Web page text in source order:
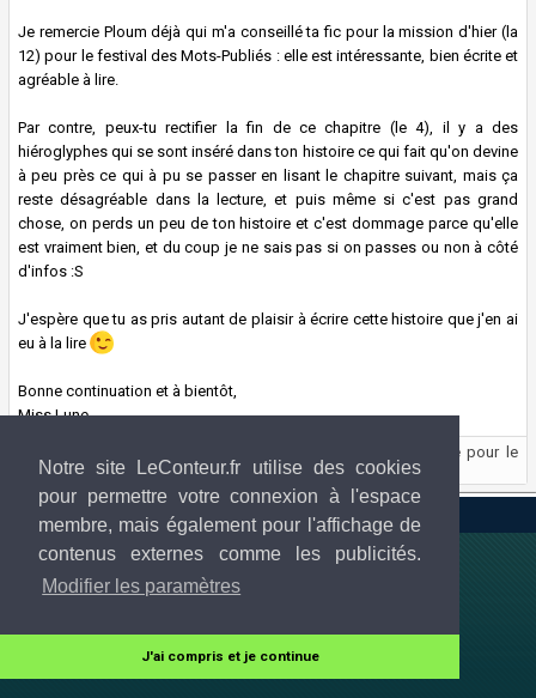
Notre site LeConteur.fr utilise des cookies
pour permettre votre connexion à l'espace
membre, mais également pour l'affichage de
contenus externes comme les publicités.
Modifier les paramètres
J'ai compris et je continue
Je remercie Ploum déjà qui m'a conseillé ta fic pour la mission d'hier (la
12) pour le festival des Mots-Publiés : elle est intéressante, bien écrite et
agréable à lire.
Par contre, peux-tu rectifier la fin de ce chapitre (le 4), il y a des
hiéroglyphes qui se sont inséré dans ton histoire ce qui fait qu'on devine
à peu près ce qui à pu se passer en lisant le chapitre suivant, mais ça
reste désagréable dans la lecture, et puis même si c'est pas grand
chose, on perds un peu de ton histoire et c'est dommage parce qu'elle
est vraiment bien, et du coup je ne sais pas si on passes ou non à côté
d'infos :S
J'espère que tu as pris autant de plaisir à écrire cette histoire que j'en ai
eu à la lire
Bonne continuation et à bientôt,
Miss Lune
Vous ne pouvez participer à ce fil de discussion réservé pour le
lecteur et l'auteur.
LeConteur.fr 2013-2026 © Tous droits réservés